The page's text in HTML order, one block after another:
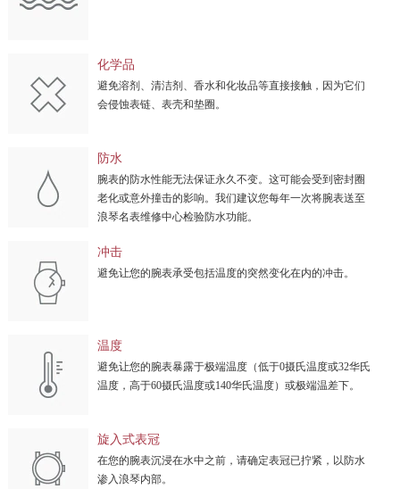
化学品
避免溶剂、清洁剂、香水和化妆品等直接接触，因为它们
会侵蚀表链、表壳和垫圈。
防水
腕表的防水性能无法保证永久不变。这可能会受到密封圈
老化或意外撞击的影响。我们建议您每年一次将腕表送至
浪琴名表维修中心检验防水功能。
冲击
避免让您的腕表承受包括温度的突然变化在内的冲击。
温度
避免让您的腕表暴露于极端温度（低于0摄氏温度或32华氏
温度，高于60摄氏温度或140华氏温度）或极端温差下。
旋入式表冠
在您的腕表沉浸在水中之前，请确定表冠已拧紧，以防水
渗入浪琴内部。